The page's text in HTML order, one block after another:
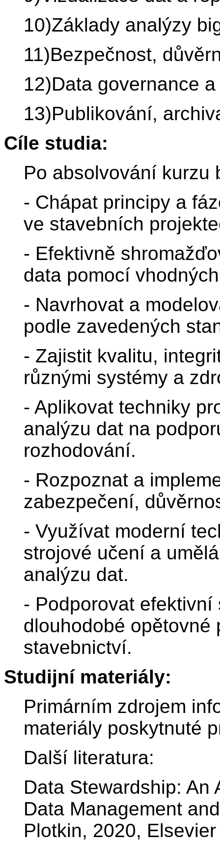
10)Základy analýzy
11)Bezpečnost,
12)Data governance
13)Publikování,
Cíle studia:
Po absolvování kurzu
- Chápat principy a
ve stavebních
- Efektivně
data pomocí
- Navrhovat a
podle zavedených
- Zajistit kvalitu,
různými systémy a
- Aplikovat techniky
analýzu dat na
rozhodování.
- Rozpoznat a
zabezpečení,
- Využívat moderní
strojové učení a
analýzu dat.
- Podporovat
dlouhodobé opětovné
stavebnictví.
Studijní materiály:
Primárním zdrojem
materiály poskytnuté
Další literatura:
Data Stewardship: An
Data Management
Plotkin, 2020,